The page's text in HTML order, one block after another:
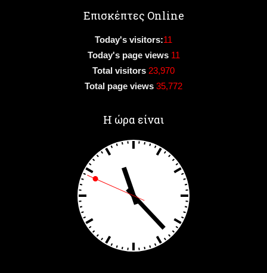
Επισκέπτες Online
Today's visitors:11
Today's page views 11
Total visitors 23,970
Total page views 35,772
Η ώρα είναι